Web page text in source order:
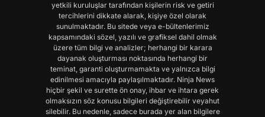
yetkili kuruluşlar tarafından kişilerin risk ve getiri
tercihlerini dikkate alarak, kişiye özel olarak
sunulmaktadır. Bu sitede veya e-bültenlerimiz
kapsamındaki sözel, yazılı ve grafiksel dahil olmak
üzere tüm bilgi ve analizler; herhangi bir karara
dayanak oluşturması noktasında herhangi bir
teminat, garanti oluşturmamakta ve yalnızca bilgi
edinilmesi amacıyla paylaşılmaktadır. Ninja News
hiçbir şekil ve surette ön onay, ihbar ve ihtara gerek
olmaksızın söz konusu bilgileri değiştirebilir veyahut
silebilir. Bu nedenle, sadece burada yer alan bilgilere